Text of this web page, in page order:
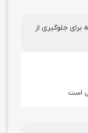
جلوگیری از
است